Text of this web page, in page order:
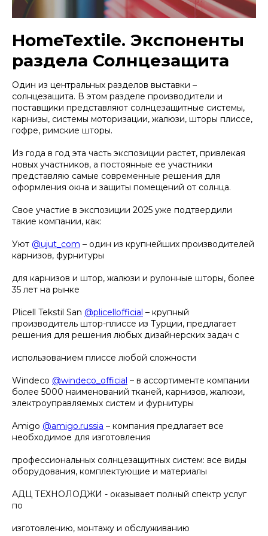
HomeTextile. Экспоненты
раздела Солнцезащита
Один из центральных разделов выставки –
солнцезащита. В этом разделе производители и
поставщики представляют солнцезащитные системы,
карнизы, системы моторизации, жалюзи, шторы плиссе,
гофре, римские шторы.
Из года в год эта часть экспозиции растет, привлекая
новых участников, а постоянные ее участники
представляю самые современные решения для
оформления окна и защиты помещений от солнца.
Свое участие в экспозиции 2025 уже подтвердили
такие компании, как:
Уют @ujut_com – один из крупнейших производителей
карнизов, фурнитуры
для карнизов и штор, жалюзи и рулонные шторы, более
35 лет на рынке
Plicell Tekstil San @plicellofficial – крупный
производитель штор-плиссе из Турции, предлагает
решения для решения любых дизайнерских задач с
использованием плиссе любой сложности
Windeco @windeco_official – в ассортименте компании
более 5000 наименований тканей, карнизов, жалюзи,
электроуправляемых систем и фурнитуры
Amigo @amigo.russia – компания предлагает все
необходимое для изготовления
профессиональных солнцезащитных систем: все виды
оборудования, комплектующие и материалы
АДЦ ТЕХНОЛОДЖИ - оказывает полный спектр услуг
по
изготовлению, монтажу и обслуживанию